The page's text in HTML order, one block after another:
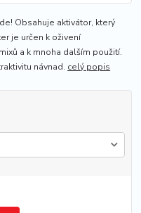
Obsahuje aktivátor, který
je určen k oživení
a k mnoha dalším použití.
návnad. celý popis